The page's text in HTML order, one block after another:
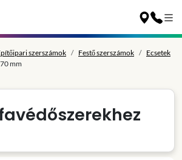
szerszámok Festő szerszámok
Ecsetek
mm